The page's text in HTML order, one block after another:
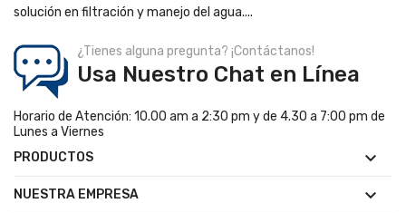
solución en filtración y manejo del agua....
¿Tienes alguna pregunta? ¡Contáctanos!
Usa Nuestro Chat en Línea
Horario de Atención: 10.00 am a 2:30 pm y de 4.30 a 7:00 pm de
Lunes a Viernes
PRODUCTOS

NUESTRA EMPRESA 